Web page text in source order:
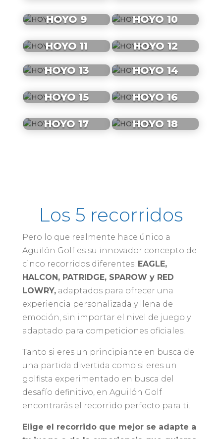
HOYO 9 HOYO 10
HOYO 11 HOYO 12
HOYO 13 HOYO 14
HOYO 15 HOYO 16
HOYO 17 HOYO 18
Los 5 recorridos
Pero lo que realmente hace único a
Aguilón Golf es su innovador concepto de
cinco recorridos diferentes: EAGLE,
HALCON, PATRIDGE, SPAROW y RED
LOWRY,adaptados para ofrecer una
experiencia personalizada y llena de
emoción, sin importar el nivel de juego y
adaptado para competiciones oficiales.
Tanto si eres un principiante en busca de
una partida divertida como si eres un
golfista experimentado en busca del
desafío definitivo, en Aguilón Golf
encontrarás el recorrido perfecto para ti.
Elige el recorrido que mejor se adapte a